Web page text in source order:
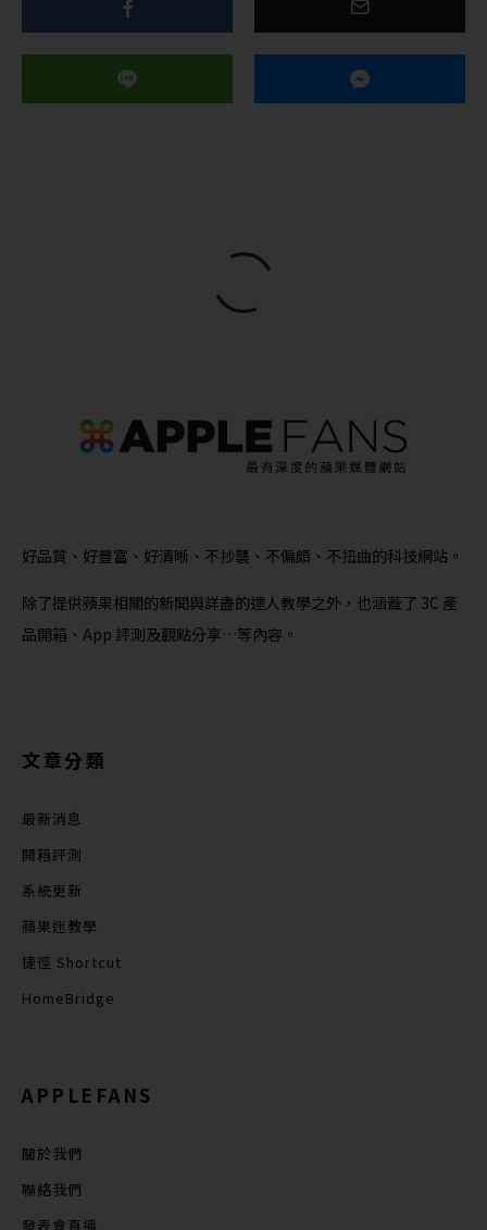
好品質、好豐富、好清晰、不抄襲、不偏頗、不扭曲的科技網站。
除了提供蘋果相關的新聞與詳盡的達人教學之外，也涵蓋了 3C 產
品開箱、App 評測及觀點分享…等內容。
文章分類
最新消息
開箱評測
系統更新
蘋果迷教學
捷徑 Shortcut
HomeBridge
APPLEFANS
關於我們
聯絡我們
發表會直播